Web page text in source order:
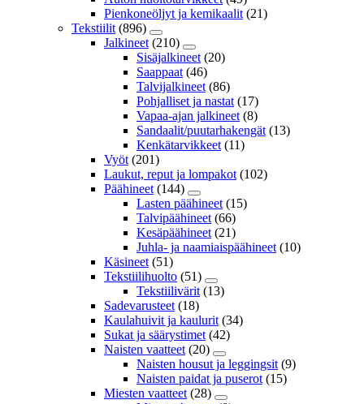
Pienkoneöljyt ja kemikaalit (21)
Tekstiilit (896)
Jalkineet (210)
Sisäjalkineet (20)
Saappaat (46)
Talvijalkineet (86)
Pohjalliset ja nastat (17)
Vapaa-ajan jalkineet (8)
Sandaalit/puutarhakengät (13)
Kenkätarvikkeet (11)
Vyöt (201)
Laukut, reput ja lompakot (102)
Päähineet (144)
Lasten päähineet (15)
Talvipäähineet (66)
Kesäpäähineet (21)
Juhla- ja naamiaispäähineet (10)
Käsineet (51)
Tekstiilihuolto (51)
Tekstiilivärit (13)
Sadevarusteet (18)
Kaulahuivit ja kaulurit (34)
Sukat ja säärystimet (42)
Naisten vaatteet (20)
Naisten housut ja leggingsit (9)
Naisten paidat ja puserot (15)
Miesten vaatteet (28)